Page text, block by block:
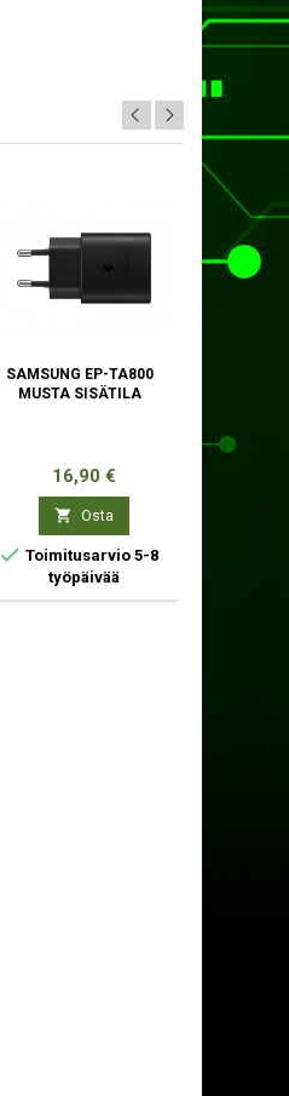
SAMSUNG EP-TA800
MUSTA SISÄTILA
Hinta
16,90 €
 Osta
 Toimitusarvio 5-8
työpäivää